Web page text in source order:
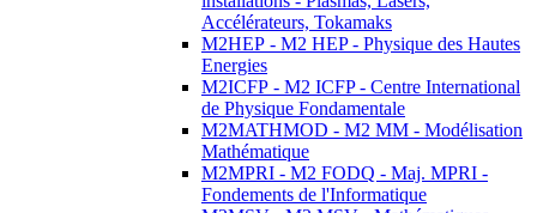
Accélérateurs, Tokamaks
M2HEP - M2 HEP - Physique des Hautes
Energies
M2ICFP - M2 ICFP - Centre International
de Physique Fondamentale
M2MATHMOD - M2 MM - Modélisation
Mathématique
M2MPRI - M2 FODQ - Maj. MPRI -
Fondements de l'Informatique